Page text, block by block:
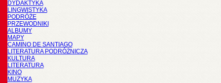
DYDAKTYKA
LINGWISTYKA
PODRÓŻE
PRZEWODNIKI
ALBUMY
MAPY
CAMINO DE SANTIAGO
LITERATURA PODRÓŻNICZA
KULTURA
LITERATURA
KINO
MUZYKA